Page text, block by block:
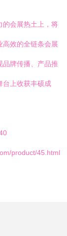
的会展热土上，将
高效的全链条会展
品牌传播、产品推
台上收获丰硕成
product/45.html